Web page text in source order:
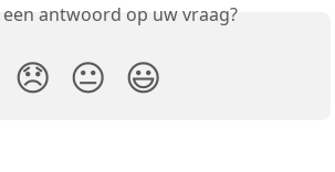
antwoord op uw vraag?
😞 😐 😃